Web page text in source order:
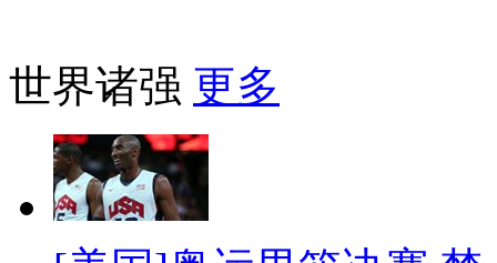
世界诸强 更多